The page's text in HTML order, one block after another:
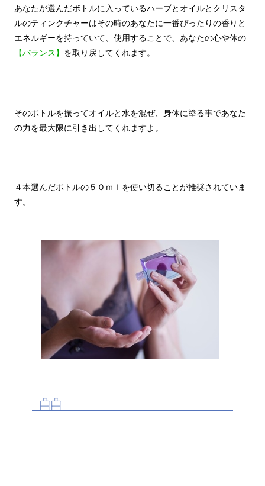
あなたが選んだボトルに入っているハーブとオイルとクリスタ
ルのティンクチャーはその時のあなたに一番ぴったりの香りと
エネルギーを持っていて、使用することで、あなたの心や体の
【バランス】 を取り戻してくれます。
そのボトルを振ってオイルと水を混ぜ、身体に塗る事であなた
の力を最大限に引き出してくれますよ。
４本選んだボトルの５０ｍｌを使い切ることが推奨されていま
す。